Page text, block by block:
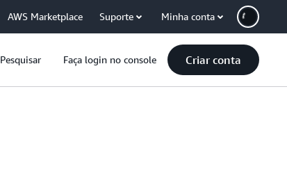
AWS Marketplace Suporte Minha conta
Pesquisar Faça login no console Criar conta